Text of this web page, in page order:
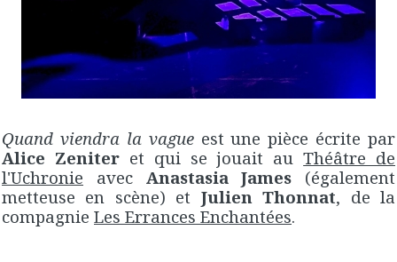
Quand viendra la vagueest une pièce écrite par
Alice Zeniteret qui se jouait auThéâtre de
l'Uchronie avec Anastasia James (également
metteuse en scène) et Julien Thonnat, de la
compagnie Les Errances Enchantées.